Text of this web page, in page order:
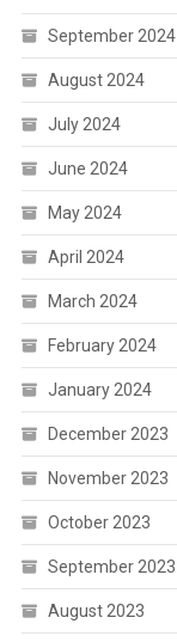
September 2024
August 2024
July 2024
June 2024
May 2024
April 2024
March 2024
February 2024
January 2024
December 2023
November 2023
October 2023
September 2023
August 2023